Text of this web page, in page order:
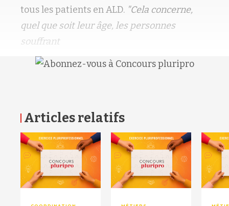
tous les patients en ALD. "Cela concerne,
quel que soit leur âge, les personnes
souffrant
Articles relatifs RETOUR HAUT DE PAGE